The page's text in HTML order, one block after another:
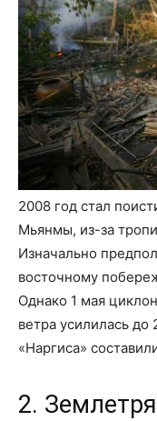
2008 год стал
Мьянмы, из-за
Изначально
восточному
Однако 1 мая
ветра усилилась
«Наргиса»
2.